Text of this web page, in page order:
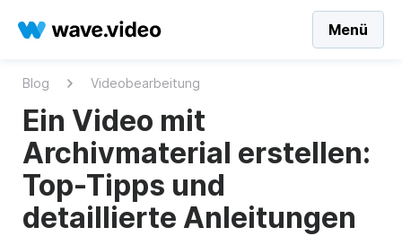
Menü
Blog Videobearbeitung
Ein Video mit
Archivmaterial erstellen:
Top-Tipps und
detaillierte Anleitungen